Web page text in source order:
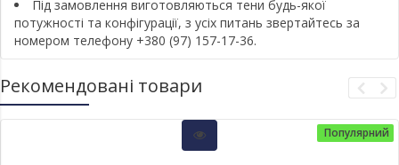
Під замовлення виготовляються тени будь-якої
потужності та конфігурації, з усіх питань звертайтесь за
номером телефону +380 (97) 157-17-36.
Рекомендовані товари
Популярний